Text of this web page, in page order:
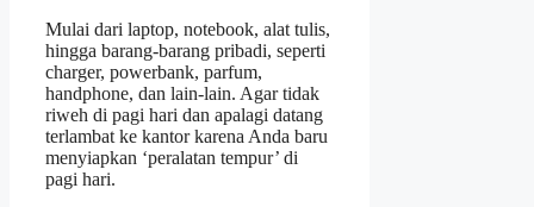
Mulai dari laptop, notebook, alat tulis,
hingga barang-barang pribadi, seperti
charger, powerbank, parfum,
handphone, dan lain-lain. Agar tidak
riweh di pagi hari dan apalagi datang
terlambat ke kantor karena Anda baru
menyiapkan ‘peralatan tempur’ di
pagi hari.